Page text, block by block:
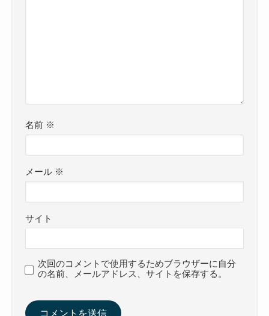
名前 ※
メール ※
サイト
次回のコメントで使用するためブラウザーに自分
の名前、メールアドレス、サイトを保存する。